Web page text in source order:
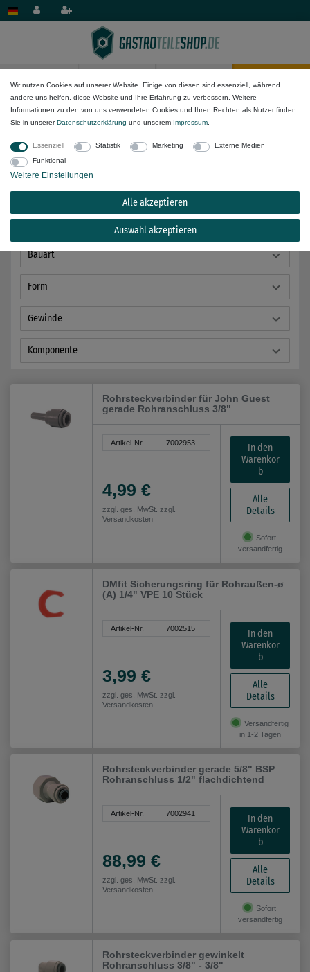
Wasser-Komponenten Fittinge & Schlauchanschlüsse
passend für Hersteller
Anwendung
Bauart
Form
Gewinde
Komponente
Rohrsteckverbinder für John Guest
gerade Rohranschluss 3/8"
Artikel-Nr. 7002953
4,99 €
zzgl. ges. MwSt. zzgl.
Versandkosten
In den
Warenkor
b
Alle
Details
Sofort
versandfertig
DMfit Sicherungsring für Rohraußen-ø
(A) 1/4" VPE 10 Stück
Artikel-Nr. 7002515
3,99 €
zzgl. ges. MwSt. zzgl.
Versandkosten
In den
Warenkor
b
Alle
Details
Versandfertig
in 1-2 Tagen
Rohrsteckverbinder gerade 5/8" BSP
Rohranschluss 1/2" flachdichtend
Artikel-Nr. 7002941
88,99 €
zzgl. ges. MwSt. zzgl.
Versandkosten
In den
Warenkor
b
Alle
Details
Sofort
versandfertig
Rohrsteckverbinder gewinkelt
Rohranschluss 3/8" - 3/8"
Wir nutzen Cookies auf unserer Website. Einige von diesen sind essenziell, während
andere uns helfen, diese Website und Ihre Erfahrung zu verbessern. Weitere
Informationen zu den von uns verwendeten Cookies und Ihren Rechten als Nutzer finden
Sie in unsererDaten­schutz­erklärung und unserem Impressum
Essenziell Statistik Marketing
Externe Medien
Funktional
Weitere Einstellungen
Alle akzeptieren
Auswahl akzeptieren